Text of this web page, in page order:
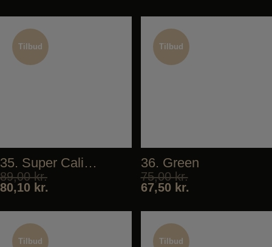
Tilbud
35. Super California
89,00kr.
80,10 kr.
Tilbud
Tilbud
36. Green
75,00kr.
67,50 kr.
Tilbud
Tilbud